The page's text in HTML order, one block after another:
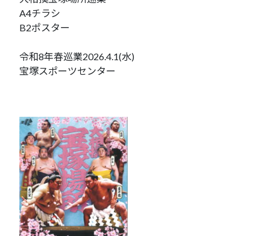
A4チラシ
B2ポスター
令和8年春巡業2026.4.1(水)
宝塚スポーツセンター